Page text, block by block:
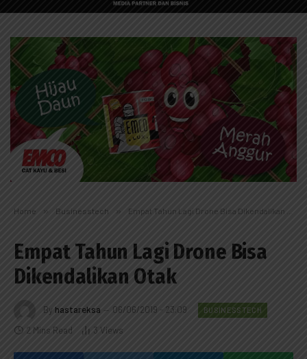
Home » Businesstech » Empat Tahun Lagi Drone Bisa Dikendalikan Otak
Empat Tahun Lagi Drone Bisa
Dikendalikan Otak
By hastareksa 06/06/2019 - 23:09 BUSINESSTECH
2 Mins Read 3 Views